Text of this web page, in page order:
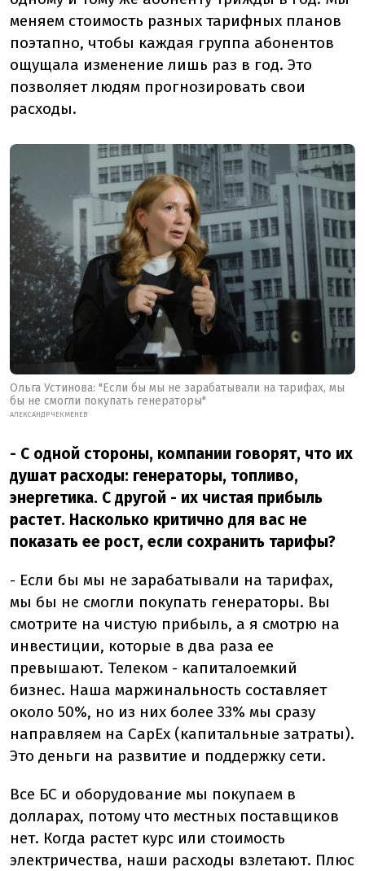
меняем стоимость разных тарифных планов
поэтапно, чтобы каждая группа абонентов
ощущала изменение лишь раз в год. Это
позволяет людям прогнозировать свои
расходы.
Ольга Устинова: "Если бы мы не зарабатывали на тарифах, мы
бы не смогли покупать генераторы"
АЛЕКСАНДР ЧЕКМЕНЕВ
- С одной стороны, компании говорят, что их
душат расходы: генераторы, топливо,
энергетика. С другой - их чистая прибыль
растет. Насколько критично для вас не
показать ее рост, если сохранить тарифы?
- Если бы мы не зарабатывали на тарифах,
мы бы не смогли покупать генераторы. Вы
смотрите на чистую прибыль, а я смотрю на
инвестиции, которые в два раза ее
превышают. Телеком - капиталоемкий
бизнес. Наша маржинальность составляет
около 50%, но из них более 33% мы сразу
направляем на CapEx (капитальные затраты).
Это деньги на развитие и поддержку сети.
Все БС и оборудование мы покупаем в
долларах, потому что местных поставщиков
нет. Когда растет курс или стоимость
электричества, наши расходы взлетают. Плюс